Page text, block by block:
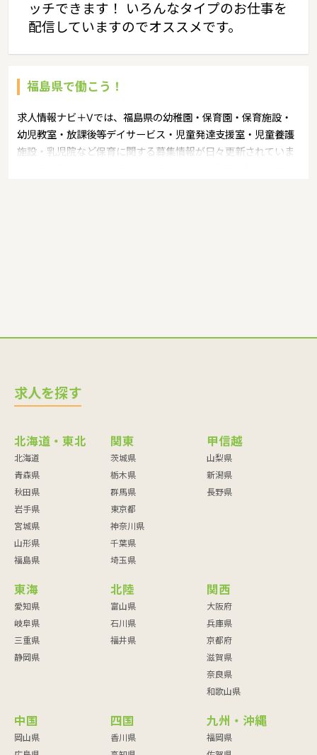
ッチできます！ いろんなタイプのお仕事を
配信していますのでオススメです。
福島県で働こう！
求人情報ナビ＋Vでは、福島県の幼稚園・保育園・保育施設・
幼児教室・放課後等デイサービス・児童発達支援室・児童養護
施設・乳児院など保育に関する募集情報が日々更新されていま
求人を探す
北海道・東北
北海道
青森県
秋田県
岩手県
宮城県
山形県
福島県
関東
茨城県
栃木県
群馬県
東京都
神奈川県
千葉県
埼玉県
甲信越
山梨県
新潟県
長野県
東海
愛知県
岐阜県
三重県
静岡県
北陸
富山県
石川県
福井県
関西
大阪府
兵庫県
京都府
滋賀県
奈良県
和歌山県
中国
岡山県
四国
香川県
九州・沖縄
福岡県